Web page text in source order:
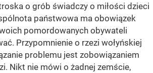
o grób świadczy o miłości dzieci
państwowa ma obowiązek
pomordowanych obywateli
Przypomnienie o rzezi wołyńskiej
problemu jest zobowiązaniem
Nikt nie mówi o żadnej zemście,